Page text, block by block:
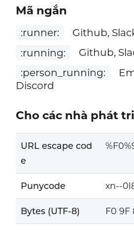
Mã ngắn
:runner:
Github,
:running:
Github,
:person_running:
Discord
Cho các nhà phát
URL escape cod
e
Punycode xn--
Bytes (UTF-8) F0 9F